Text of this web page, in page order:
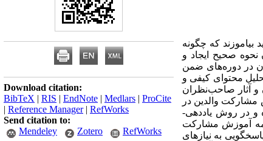
که چگونه
صحیح ایجاد و
در دوره‏‌های ضمن
محتوای کیفی و
و آثار صاحب‌نظران
مشارکت والدین در
و در روش یاددهی-
آموزش مشارکت
به نیازهای
Download citation:
BibTeX | RIS | EndNote | Medlars | ProCite
| Reference Manager| RefWorks
Send citation to:
Mendeley
Zotero RefWorks